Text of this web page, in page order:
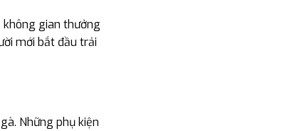
gian thưởng
mới bắt đầu trải
Những phụ kiện